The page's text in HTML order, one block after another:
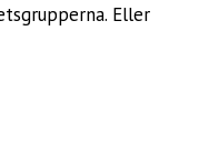
Eller